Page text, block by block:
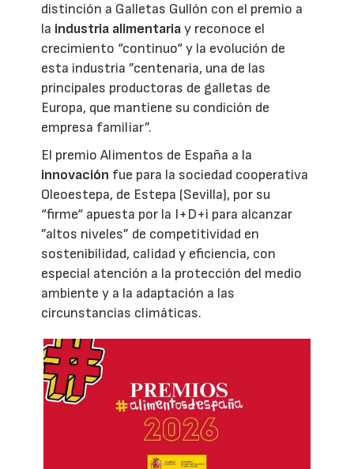
distinción a Galletas Gullón con el premio a
la industria alimentariay reconoce el
crecimiento “continuo“ y la evolución de
esta industria ”centenaria, una de las
principales productoras de galletas de
Europa, que mantiene su condición de
empresa familiar”.
El premio Alimentos de España a la
innovación fue para la sociedad cooperativa
Oleoestepa, de Estepa (Sevilla), por su
“firme“ apuesta por la I+D+i para alcanzar
”altos niveles” de competitividad en
sostenibilidad, calidad y eficiencia, con
especial atención a la protección del medio
ambiente y a la adaptación a las
circunstancias climáticas.